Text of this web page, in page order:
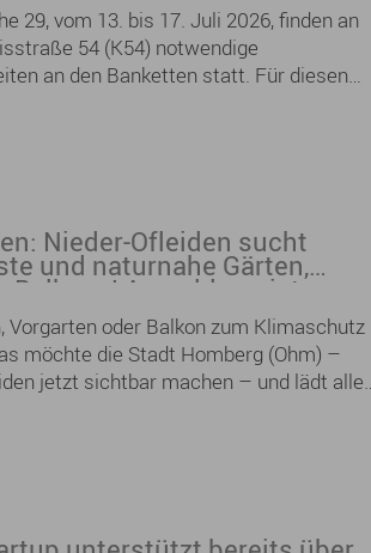
Lieblingsgedichte finden und eigene
für Kinder und Jugendliche wird
Workshops und Lesungen geboten.
29, vom 13. bis 17. Juli 2026, finden an
54 (K54) notwendige
an den Banketten statt. Für diesen
voll gesperrt werden.
Nieder-Ofleiden sucht
und naturnahe Gärten,
Balkone! Anmeldung ist
Vorgarten oder Balkon zum Klimaschutz
möchte die Stadt Homberg (Ohm) –
jetzt sichtbar machen – und lädt alle
herzlich zur Teilnahme am
und naturnahe Gärten“
Ofleiden ein.